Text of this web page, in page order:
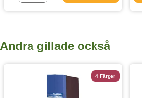
Andra gillade också
4 Färger